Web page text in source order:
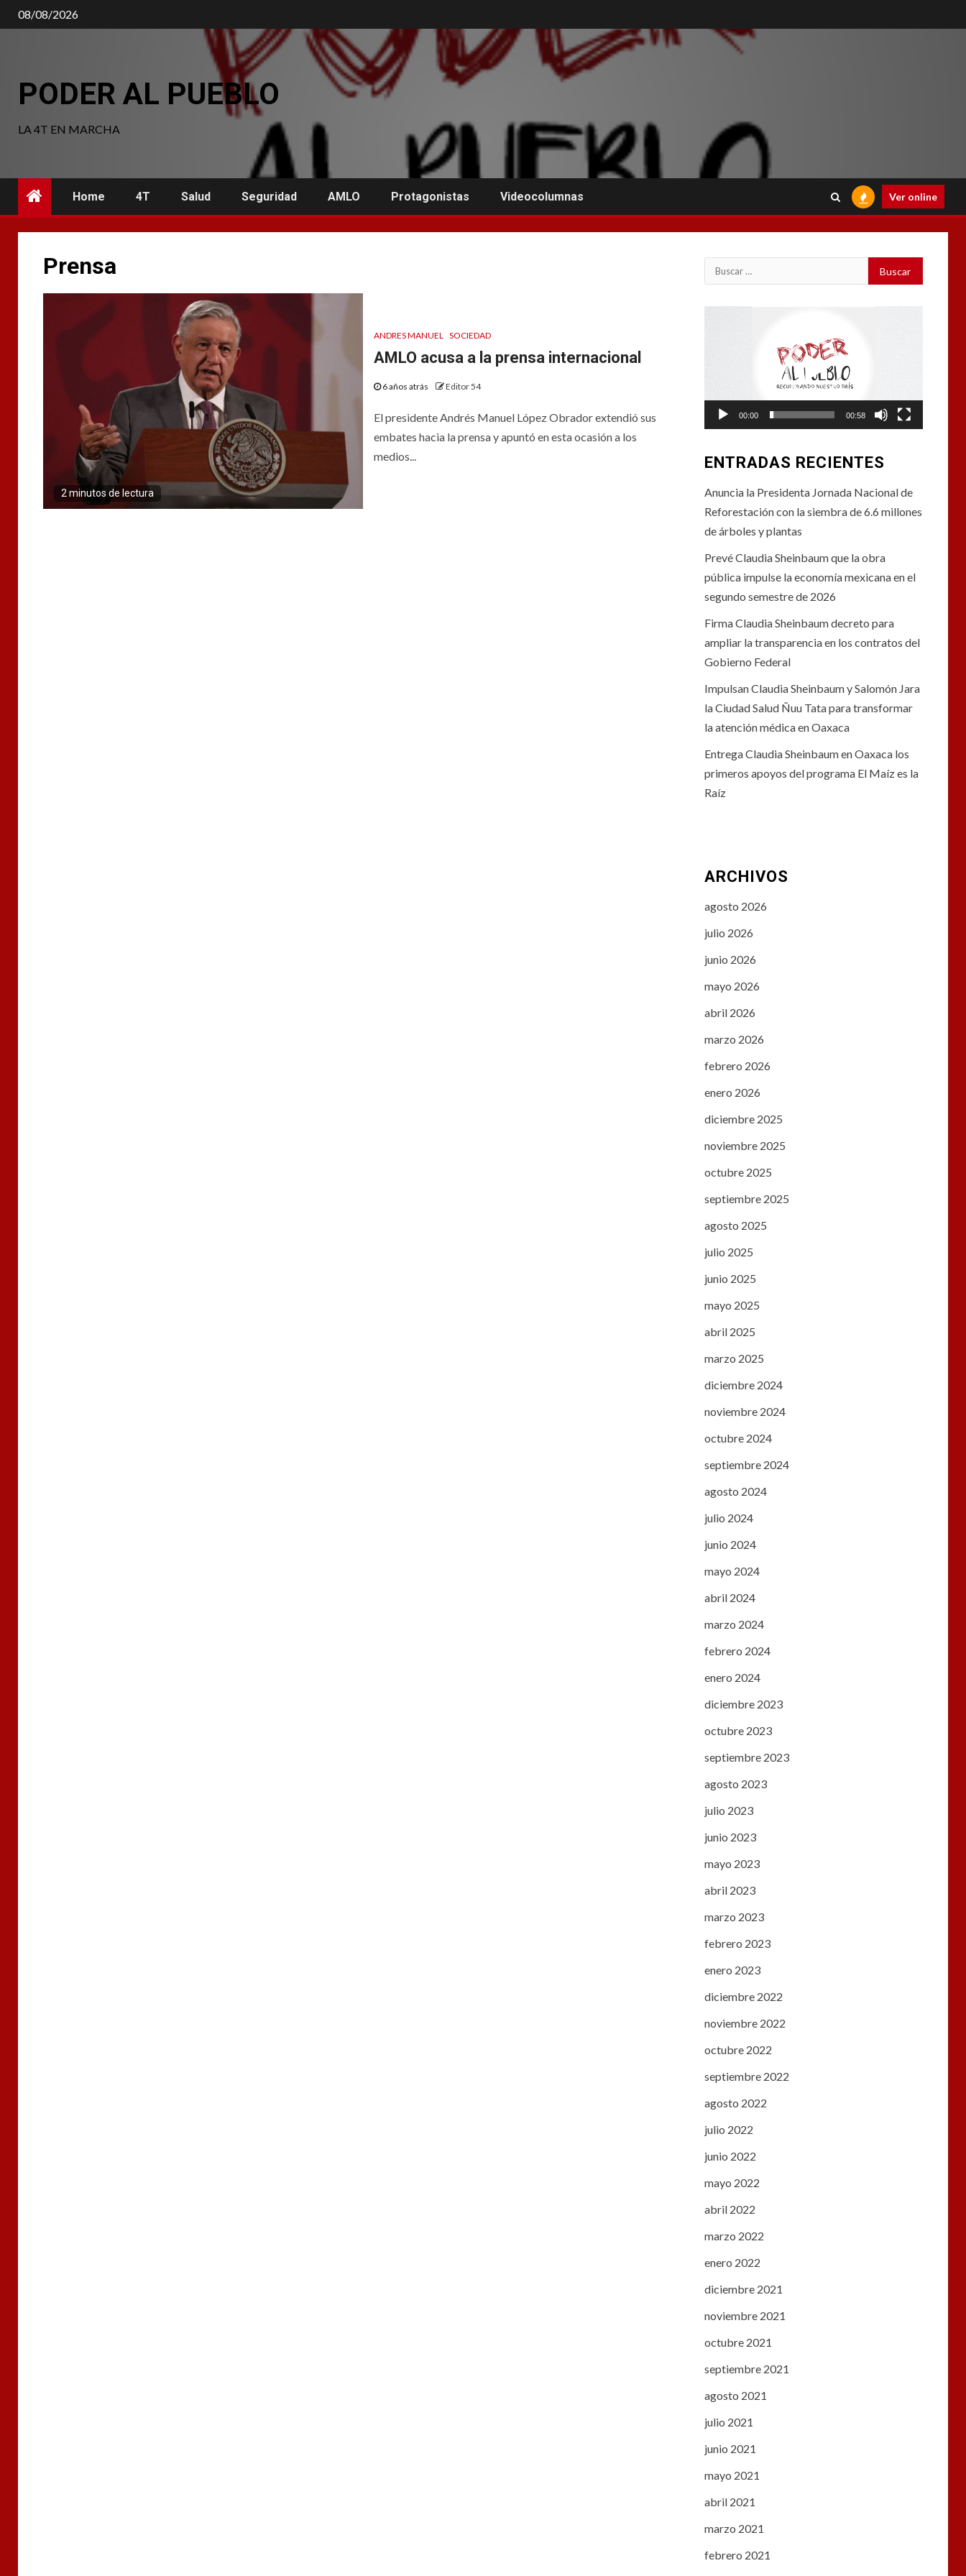
Saltar
al
08/08/2026
PODER AL PUEBLO
LA 4T EN MARCHA
Home 4T Salud Seguridad AMLO Protagonistas Videocolumnas Ver online
Prensa
2 minutos de lectura
ANDRES MANUEL SOCIEDAD
AMLO acusa a la prensa internacional
6 años atrás Editor 54
El presidente Andrés Manuel López Obrador extendió sus
embates hacia la prensa y apuntó en esta ocasión a los
medios...
Buscar:
00:00 00:58
ENTRADAS RECIENTES
Anuncia la Presidenta Jornada Nacional de
Reforestación con la siembra de 6.6 millones
de árboles y plantas
Prevé Claudia Sheinbaum que la obra
pública impulse la economía mexicana en el
segundo semestre de 2026
Firma Claudia Sheinbaum decreto para
ampliar la transparencia en los contratos del
Gobierno Federal
Impulsan Claudia Sheinbaum y Salomón Jara
la Ciudad Salud Ñuu Tata para transformar
la atención médica en Oaxaca
Entrega Claudia Sheinbaum en Oaxaca los
primeros apoyos del programa El Maíz es la
Raíz
ARCHIVOS
agosto 2026
julio 2026
junio 2026
mayo 2026
abril 2026
marzo 2026
febrero 2026
enero 2026
diciembre 2025
noviembre 2025
octubre 2025
septiembre 2025
agosto 2025
julio 2025
junio 2025
mayo 2025
abril 2025
marzo 2025
diciembre 2024
noviembre 2024
octubre 2024
septiembre 2024
agosto 2024
julio 2024
junio 2024
mayo 2024
abril 2024
marzo 2024
febrero 2024
enero 2024
diciembre 2023
octubre 2023
septiembre 2023
agosto 2023
julio 2023
junio 2023
mayo 2023
abril 2023
marzo 2023
febrero 2023
enero 2023
diciembre 2022
noviembre 2022
octubre 2022
septiembre 2022
agosto 2022
julio 2022
junio 2022
mayo 2022
abril 2022
marzo 2022
enero 2022
diciembre 2021
noviembre 2021
octubre 2021
septiembre 2021
agosto 2021
julio 2021
junio 2021
mayo 2021
abril 2021
marzo 2021
febrero 2021